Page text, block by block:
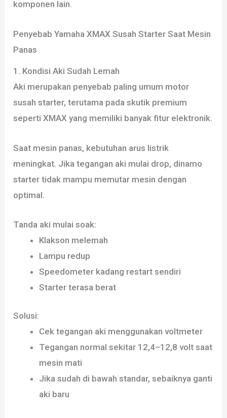
komponen lain.
Penyebab Yamaha XMAX Susah Starter Saat Mesin
Panas
1. Kondisi Aki Sudah Lemah
Aki merupakan penyebab paling umum motor
susah starter, terutama pada skutik premium
seperti XMAX yang memiliki banyak fitur elektronik.
Saat mesin panas, kebutuhan arus listrik
meningkat. Jika tegangan aki mulai drop, dinamo
starter tidak mampu memutar mesin dengan
optimal.
Tanda aki mulai soak:
Klakson melemah
Lampu redup
Speedometer kadang restart sendiri
Starter terasa berat
Solusi:
Cek tegangan aki menggunakan voltmeter
Tegangan normal sekitar 12,4–12,8 volt saat
mesin mati
Jika sudah di bawah standar, sebaiknya ganti
aki baru